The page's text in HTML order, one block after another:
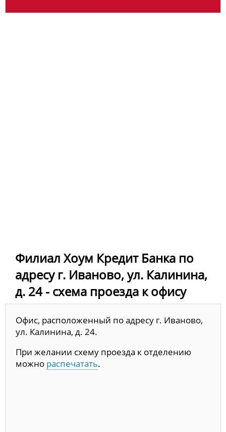
Филиал Хоум Кредит Банка по
адресу г. Иваново, ул. Калинина,
д. 24 - схема проезда к офису
Офис, расположенный по адресу г. Иваново,
ул. Калинина, д. 24.
При желании схему проезда к отделению
можно распечатать.